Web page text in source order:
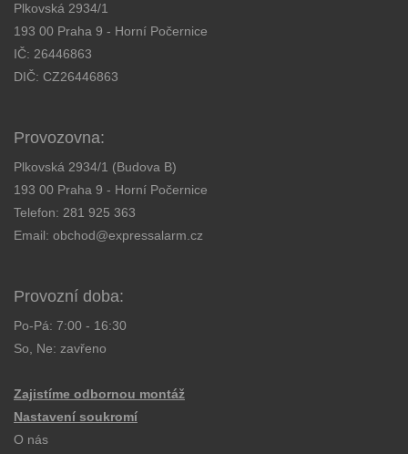
Plkovská 2934/1
193 00 Praha 9 - Horní Počernice
IČ: 26446863
DIČ: CZ26446863
Provozovna:
Plkovská 2934/1 (Budova B)
193 00 Praha 9 - Horní Počernice
Telefon: 281 925 363
Email: obchod@expressalarm.cz
Provozní doba:
Po-Pá: 7:00 - 16:30
So, Ne: zavřeno
Zajistíme odbornou montáž
Nastavení soukromí
O nás